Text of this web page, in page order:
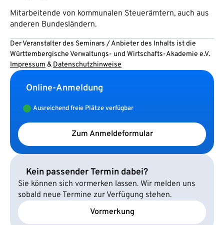
Mitarbeitende von kommunalen Steuerämtern, auch aus
anderen Bundesländern.
Der Veranstalter des Seminars / Anbieter des Inhalts ist die
Württembergische Verwaltungs- und Wirtschafts-Akademie e.V.
Impressum & Datenschutzhinweise
Online-Anmeldung
Ausreichend freie Plätze verfügbar
Zum Anmeldeformular
Kein passender Termin dabei?
Sie können sich vormerken lassen. Wir melden uns
sobald neue Termine zur Verfügung stehen.
Vormerkung